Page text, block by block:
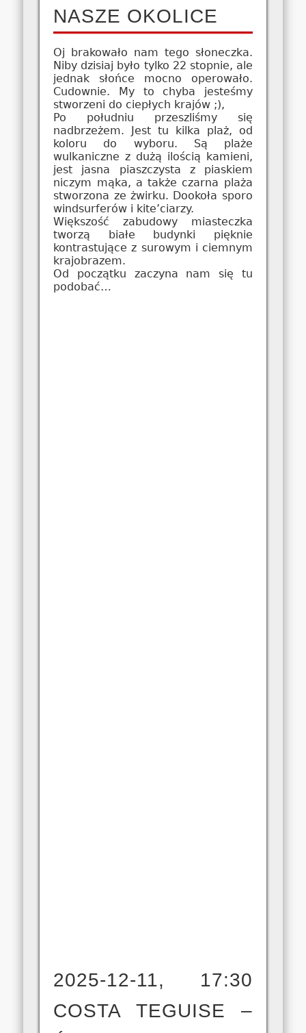
NASZE OKOLICE
Oj brakowało nam tego słoneczka.
Niby dzisiaj było tylko 22 stopnie, ale
jednak słońce mocno operowało.
Cudownie. My to chyba jesteśmy
stworzeni do ciepłych krajów ;),
Po południu przeszliśmy się
nadbrzeżem. Jest tu kilka plaż, od
koloru do wyboru. Są plaże
wulkaniczne z dużą ilością kamieni,
jest jasna piaszczysta z piaskiem
niczym mąka, a także czarna plaża
stworzona ze żwirku. Dookoła sporo
windsurferów i kite’ciarzy.
Większość zabudowy miasteczka
tworzą białe budynki pięknie
kontrastujące z surowym i ciemnym
krajobrazem.
Od początku zaczyna nam się tu
podobać…
2025-12-11, 17:30
COSTA TEGUISE –